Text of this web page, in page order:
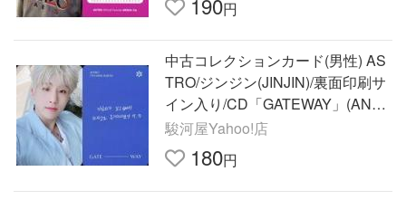
円
中古コレクションカード(男性) AS
TRO/ジンジン(JINJIN)/裏面印刷サ
イン入り/CD「GATEWAY」(ANOT
HER WORLD Ver.)特典セルフィ
ー・フ
駿河屋Yahoo!店
180円